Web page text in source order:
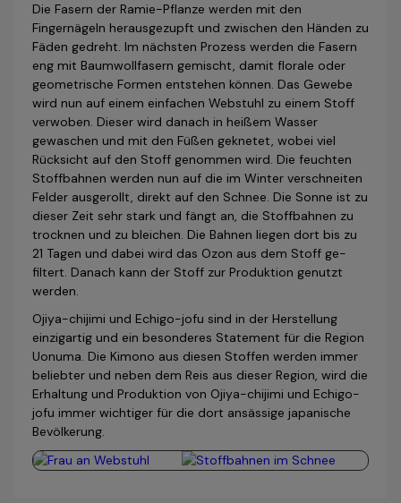
Die Fasern der Ramie-Pflanze werden mit den
Fingernägeln herausgezupft und zwischen den Händen zu
Fäden gedreht. Im nächsten Prozess werden die Fasern
eng mit Baumwollfasern gemischt, damit florale oder
geometrische Formen entstehen können. Das Gewebe
wird nun auf einem einfachen Webstuhl zu einem Stoff
verwoben. Dieser wird danach in heißem Wasser
gewaschen und mit den Füßen geknetet, wobei viel
Rücksicht auf den Stoff genommen wird. Die feuchten
Stoffbahnen werden nun auf die im Winter verschneiten
Felder ausgerollt, direkt auf den Schnee. Die Sonne ist zu
dieser Zeit sehr stark und fängt an, die Stoffbahnen zu
trocknen und zu bleichen. Die Bahnen liegen dort bis zu
21 Tagen und dabei wird das Ozon aus dem Stoff ge­
filtert. Danach kann der Stoff zur Produktion genutzt
werden.
Ojiya-chijimi und Echigo-jofu sind in der Herstellung
einzigartig und ein besonderes Statement für die Region
Uonuma. Die Ki­mono aus diesen Stoffen werden immer
beliebter und neben dem Reis aus dieser Region, wird die
Erhaltung und Produktion von Ojiya-chijimi und Echigo-
jofu immer wichtiger für die dort ansässige japanische
Bevölkerung.